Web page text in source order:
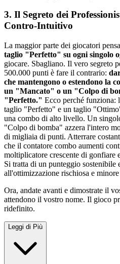
3. Il Segreto dei
Contro-Intuitivo
La maggior parte dei giocatori
taglio "Perfetto" su ogni singolo
giocare. Sbagliano. Il vero segreto
500.000 punti è fare il contrario:
che mantengono o estendono la
un "Mancato" o un "Colpo di
"Perfetto." Ecco perché funziona:
taglio "Perfetto" e un taglio
una combo di alto livello. Un
"Colpo di bomba" azzera l'intero
di migliaia di punti. Atterrare
che il contatore combo aumenti
moltiplicatore crescente di gonfiare
Si tratta di un punteggio sostenibile
all'ottimizzazione rischiosa e
Ora, andate avanti e dimostrate il
attendono il vostro nome. Il gioco
ridefinito.
Leggi di Più